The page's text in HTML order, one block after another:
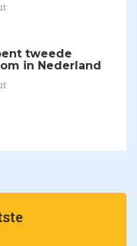
tweede
in Nederland